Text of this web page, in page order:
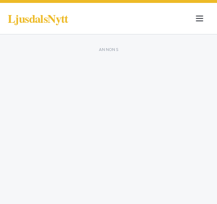
LjusdalsNytt
ANNONS